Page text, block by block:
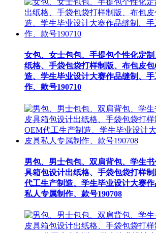
女包、女士包包、手提包个性化定
纸格、手袋包袋打样制版、布包皮
造、学生毕业设计大赛作品缝制、
作、款号190710
男包、男士包包、双肩背包、学生
具箱包设计出纸格、手袋包袋打样
代工生产制造、学生毕业设计大赛
私人专属制作、款号190708